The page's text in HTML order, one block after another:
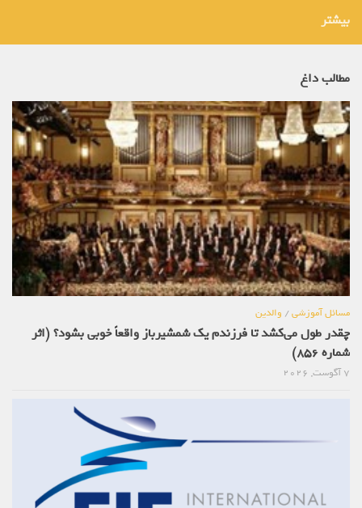
بیشتر
مطالب داغ
مسائل آموزشی/والدین
چقدر طول می‌کشد تا فرزندم یک شمشیرباز واقعاً خوبی بشود؟ (اثر
شماره 856)